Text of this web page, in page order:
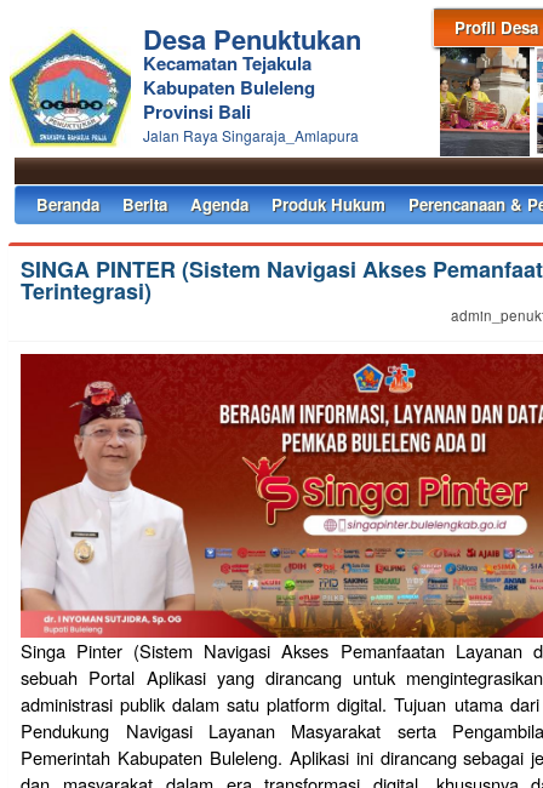
Profil Desa
Desa Penuktukan
Kecamatan Tejakula
Kabupaten Buleleng
Provinsi Bali
Jalan Raya Singaraja_Amlapura
Beranda Berita Agenda Produk Hukum Perencanaan &
SINGA PINTER (Sistem Navigasi Akses
Terintegrasi)
Singa Pinter (Sistem Navigasi Akses Pemanfaatan Layanan
sebuah Portal Aplikasi yang dirancang untuk
administrasi publik dalam satu platform digital. Tujuan utama
Pendukung Navigasi Layanan Masyarakat serta
Pemerintah Kabupaten Buleleng. Aplikasi ini dirancang sebagai